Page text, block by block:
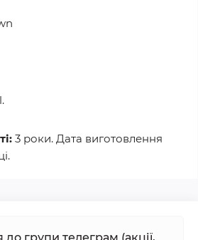
3 роки. Дата виготовлення
групи телеграм (акції,